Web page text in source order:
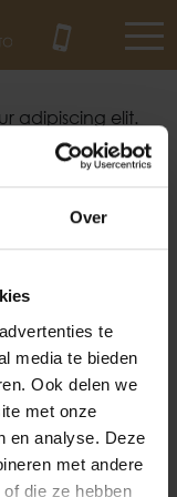
Over
te
media te bieden
Ook delen we
met onze
en analyse. Deze
met andere
die ze hebben
MENU
adipiscing elit.
gravida sit amet
commodo
in. Phasellus
eget.
ultricies. Duis
dictum.
nibh. Aenean
consectetur ut.
Integer
aliquet ex
efficitur
tellus, id
ante, luctus